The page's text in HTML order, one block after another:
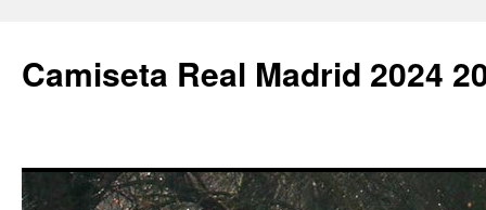
Camiseta Real Madrid 2024